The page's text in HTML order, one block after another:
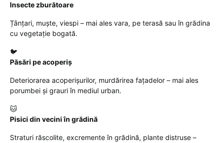
Insecte zburătoare
Țânțari, muște, viespi – mai ales vara, pe terasă sau în grădina
cu vegetație bogată.
🐦
Păsări pe acoperiș
Deteriorarea acoperișurilor, murdărirea fațadelor – mai ales
porumbei și grauri în mediul urban.
🐱
Pisici din vecini în grădină
Straturi răscolite, excremente în grădină, plante distruse –